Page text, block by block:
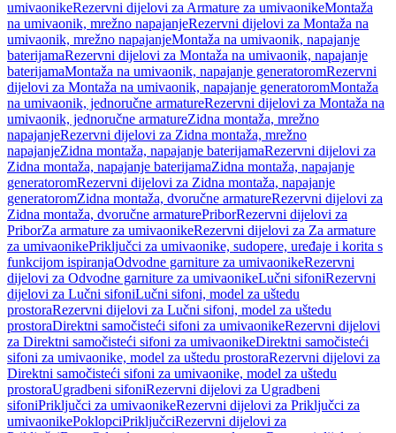
umivaonikeRezervni dijelovi za Armature za umivaonikeMontaža
na umivaonik, mrežno napajanjeRezervni dijelovi za Montaža na
umivaonik, mrežno napajanjeMontaža na umivaonik, napajanje
baterijamaRezervni dijelovi za Montaža na umivaonik, napajanje
baterijamaMontaža na umivaonik, napajanje generatoromRezervni
dijelovi za Montaža na umivaonik, napajanje generatoromMontaža
na umivaonik, jednoručne armatureRezervni dijelovi za Montaža na
umivaonik, jednoručne armatureZidna montaža, mrežno
napajanjeRezervni dijelovi za Zidna montaža, mrežno
napajanjeZidna montaža, napajanje baterijamaRezervni dijelovi za
Zidna montaža, napajanje baterijamaZidna montaža, napajanje
generatoromRezervni dijelovi za Zidna montaža, napajanje
generatoromZidna montaža, dvoručne armatureRezervni dijelovi za
Zidna montaža, dvoručne armaturePriborRezervni dijelovi za
PriborZa armature za umivaonikeRezervni dijelovi za Za armature
za umivaonikePriključci za umivaonike, sudopere, uređaje i korita s
funkcijom ispiranjaOdvodne garniture za umivaonikeRezervni
dijelovi za Odvodne garniture za umivaonikeLučni sifoniRezervni
dijelovi za Lučni sifoniLučni sifoni, model za uštedu
prostoraRezervni dijelovi za Lučni sifoni, model za uštedu
prostoraDirektni samočisteći sifoni za umivaonikeRezervni dijelovi
za Direktni samočisteći sifoni za umivaonikeDirektni samočisteći
sifoni za umivaonike, model za uštedu prostoraRezervni dijelovi za
Direktni samočisteći sifoni za umivaonike, model za uštedu
prostoraUgradbeni sifoniRezervni dijelovi za Ugradbeni
sifoniPriključci za umivaonikeRezervni dijelovi za Priključci za
umivaonikePoklopciPriključciRezervni dijelovi za